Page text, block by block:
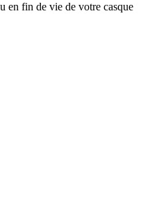
en fin de vie de votre casque